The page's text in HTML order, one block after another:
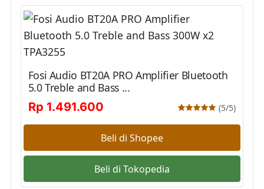
Fosi Audio BT20A PRO Amplifier Bluetooth
5.0 Treble and Bass ...
Rp 1.491.600
(5/5)
Beli di Shopee
Beli di Tokopedia